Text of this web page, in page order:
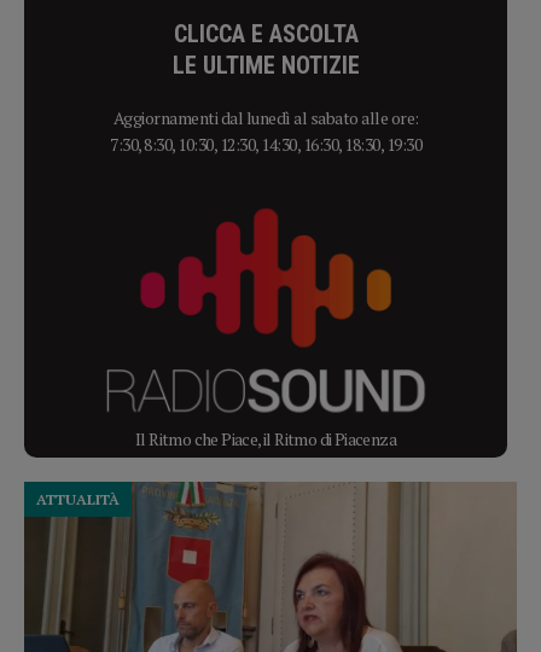
CLICCA E ASCOLTA
LE ULTIME NOTIZIE
Aggiornamenti dal lunedì al sabato alle ore:
7:30, 8:30, 10:30, 12:30, 14:30, 16:30, 18:30, 19:30
Il Ritmo che Piace, il Ritmo di Piacenza
ATTUALITÀ